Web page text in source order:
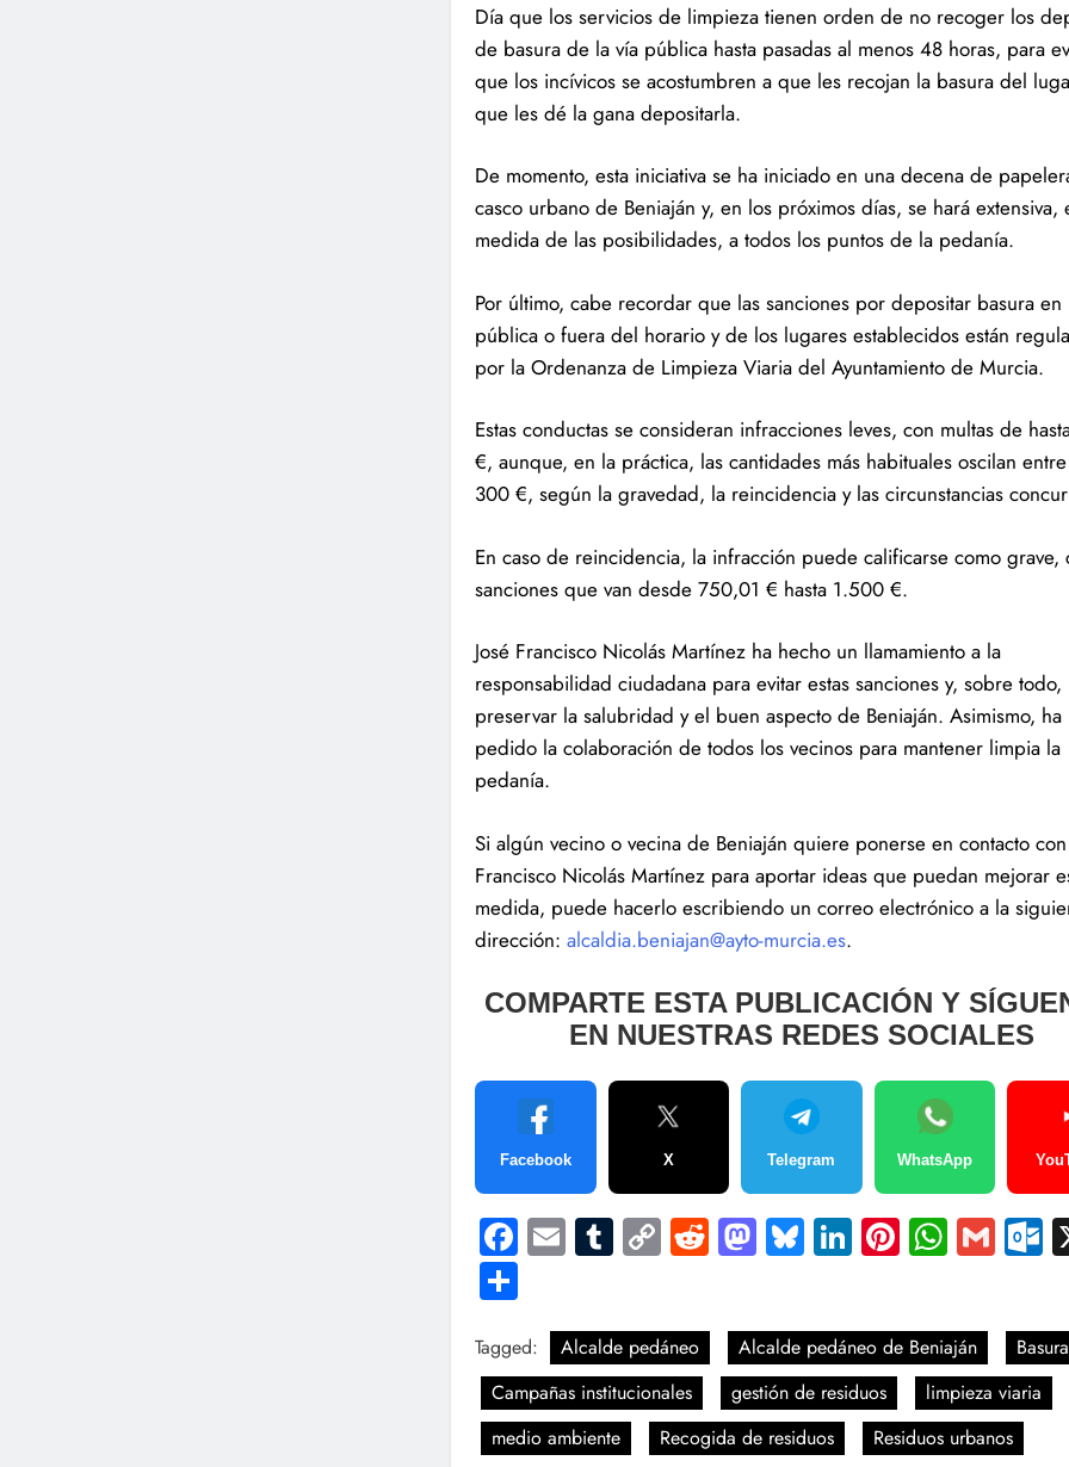
Día que los servicios de limpieza tienen orden de no recoger los
de basura de la vía pública hasta pasadas al menos 48 horas, para
que los incívicos se acostumbren a que les recojan la basura del
que les dé la gana depositarla.
De momento, esta iniciativa se ha iniciado en una decena de
casco urbano de Beniaján y, en los próximos días, se hará extensiva,
medida de las posibilidades, a todos los puntos de la pedanía.
Por último, cabe recordar que las sanciones por depositar basura en
pública o fuera del horario y de los lugares establecidos están
por la Ordenanza de Limpieza Viaria del Ayuntamiento de Murcia.
Estas conductas se consideran infracciones leves, con multas de
€, aunque, en la práctica, las cantidades más habituales oscilan
300 €, según la gravedad, la reincidencia y las circunstancias
En caso de reincidencia, la infracción puede calificarse como grave,
sanciones que van desde 750,01 € hasta 1.500 €.
José Francisco Nicolás Martínez ha hecho un llamamiento a la
responsabilidad ciudadana para evitar estas sanciones y, sobre todo,
preservar la salubridad y el buen aspecto de Beniaján. Asimismo, ha
pedido la colaboración de todos los vecinos para mantener limpia la
pedanía.
Si algún vecino o vecina de Beniaján quiere ponerse en contacto con
Francisco Nicolás Martínez para aportar ideas que puedan mejorar
medida, puede hacerlo escribiendo un correo electrónico a la
dirección: alcaldia.beniajan@ayto-murcia.es.
COMPARTE ESTA PUBLICACIÓN Y
EN NUESTRAS REDES SOCIALES
Facebook X Telegram WhatsApp
Facebook
EmailTumblr
Copy
Link
RedditMastodon
Bluesky
LinkedIn
Pinterest
Tagged: Alcalde pedáneo Alcalde pedáneo de Beniaján
Basura
Campañas institucionales
gestión de residuos
limpieza viaria
medio ambiente
Recogida de residuos Residuos urbanos